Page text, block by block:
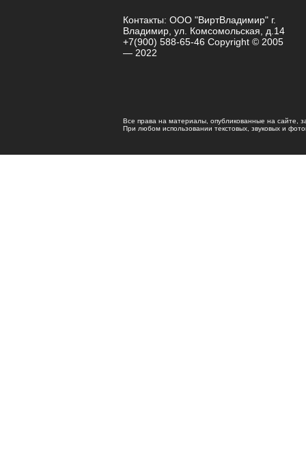
Контакты: ООО "ВиртВладимир" г.
Владимир, ул. Комсомольская, д.14
+7(900) 588-65-46 Copyright © 2005
— 2022
Все права на материалы, опубликованные на сайте,
При любом использовании текстовых, звуковых и